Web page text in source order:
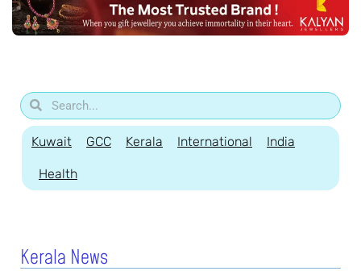
Kuwait GCC Kerala International India
Health
Kerala News